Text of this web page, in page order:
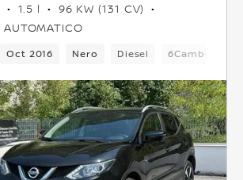
1.5 l
96 KW (131 CV)
AUTOMATICO
Oct 2016 Nero Diesel 6Cambio